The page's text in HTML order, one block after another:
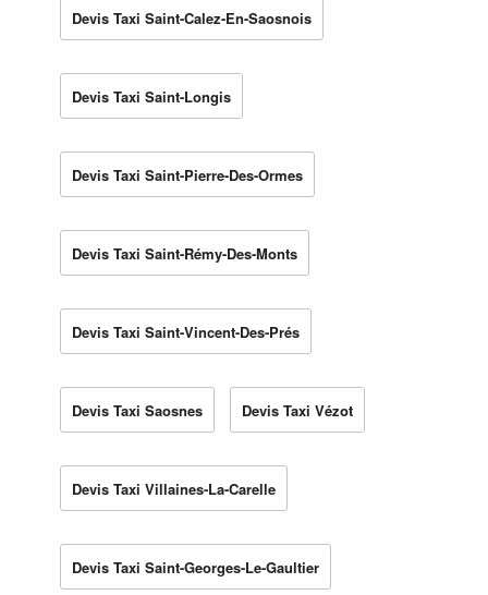
Devis Taxi Saint-Calez-En-Saosnois
Devis Taxi Saint-Longis
Devis Taxi Saint-Pierre-Des-Ormes
Devis Taxi Saint-Rémy-Des-Monts
Devis Taxi Saint-Vincent-Des-Prés
Devis Taxi Saosnes Devis Taxi Vézot
Devis Taxi Villaines-La-Carelle
Devis Taxi Saint-Georges-Le-Gaultier